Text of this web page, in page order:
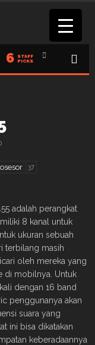
6 STAFF
PICKS
37
adalah perangkat
8 kanal untuk
ukuran sebuah
terbilang masih
oleh mereka yang
di mobilnya. Untuk
dengan 16 band
penggunanya akan
suara yang
ini bisa dikatakan
keberadaannya